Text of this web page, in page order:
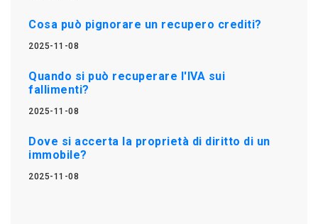
Cosa può pignorare un recupero crediti?
2025-11-08
Quando si può recuperare l'IVA sui
fallimenti?
2025-11-08
Dove si accerta la proprietà di diritto di un
immobile?
2025-11-08